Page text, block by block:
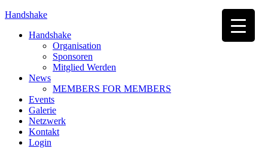
Handshake
Handshake
Organisation
Sponsoren
Mitglied Werden
News
MEMBERS FOR MEMBERS
Events
Galerie
Netzwerk
Kontakt
Login